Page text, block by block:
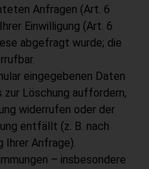
Anfragen (Art. 6
Einwilligung (Art. 6
abgefragt wurde; die
eingegebenen Daten
zur Löschung auffordern,
widerrufen oder der
entfällt (z. B. nach
Ihrer Anfrage).
– insbesondere